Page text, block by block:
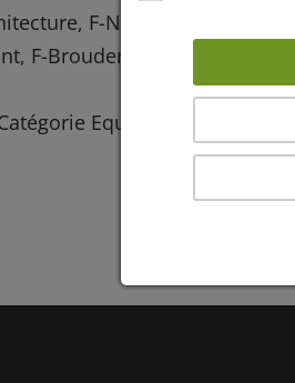
F-Nancy • KL
F-Brouderdorff
Equipements Publics